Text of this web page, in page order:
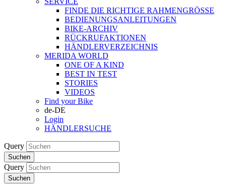
FINDE DIE RICHTIGE RAHMENGRÖSSE
BEDIENUNGSANLEITUNGEN
BIKE-ARCHIV
RÜCKRUFAKTIONEN
HÄNDLERVERZEICHNIS
MERIDA WORLD
ONE OF A KIND
BEST IN TEST
STORIES
VIDEOS
Find your Bike
de-DE
Login
HÄNDLERSUCHE
Query
Suchen
Query
Suchen